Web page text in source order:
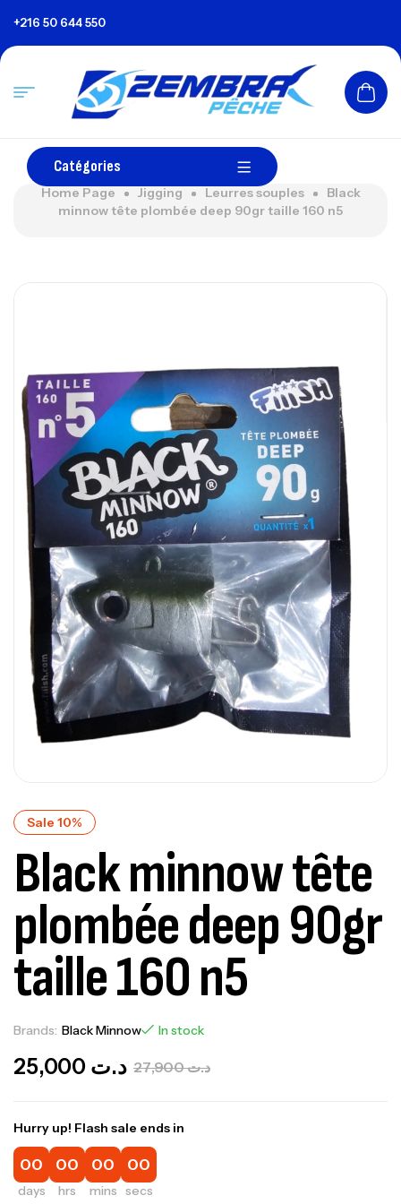
+216 50 644 550
Catégories
Home Page Jigging Leurres souples
Black
minnow tête plombée deep 90gr taille 160 n5
Sale 10%
Black minnow tête
plombée deep 90gr
taille 160 n5
Brands: Black Minnow In stock
د.ت27,900 د.ت
Hurry up! Flash sale ends in
00
days
00
hrs
00
mins
00
secs